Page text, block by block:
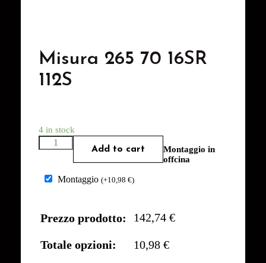
Misura 265 70 16SR
112S
4 in stock
Add to cart
Montaggio in
offcina
Montaggio (+10,98 €)
Prezzo prodotto: 142,74 €
Totale opzioni:
10,98 €